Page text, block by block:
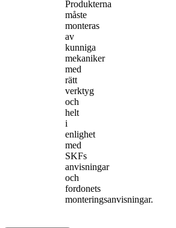
Produkterna
måste
monteras
av
kunniga
mekaniker
med
rätt
verktyg
och
helt
i
enlighet
med
SKFs
anvisningar
och
fordonets
monteringsanvisningar.